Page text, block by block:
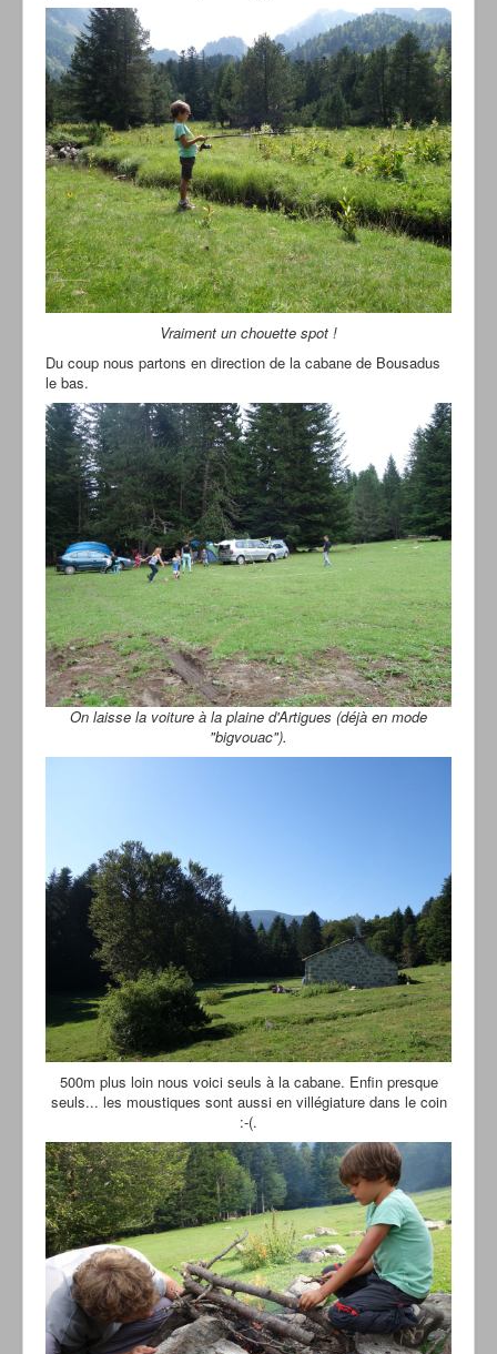
Vraiment un chouette spot !
Du coup nous partons en direction de la cabane de Bousadus
le bas.
On laisse la voiture à la plaine d'Artigues (déjà en mode
"bigvouac").
500m plus loin nous voici seuls à la cabane. Enfin presque
seuls... les moustiques sont aussi en villégiature dans le coin
:-(.